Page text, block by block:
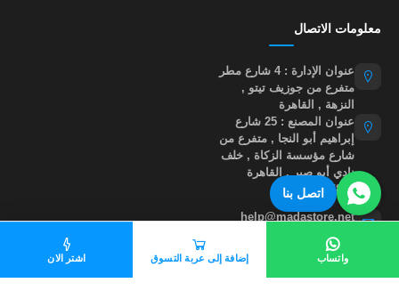
اتصل بنا
واتساب إضافة إلى عربة التسوق اشتر الان
معلومات الاتصال
عنوان الإدارة : 4 شارع مطر
متفرع من جوزيف تيتو ,
النزهة , القاهرة
عنوان المصنع : 25 شارع
إبراهيم أبو النجا , متفرع من
شارع مؤسسة الزكاة , خلف
نادي أبو صير , القاهرة
01015535855
help@madastore.net